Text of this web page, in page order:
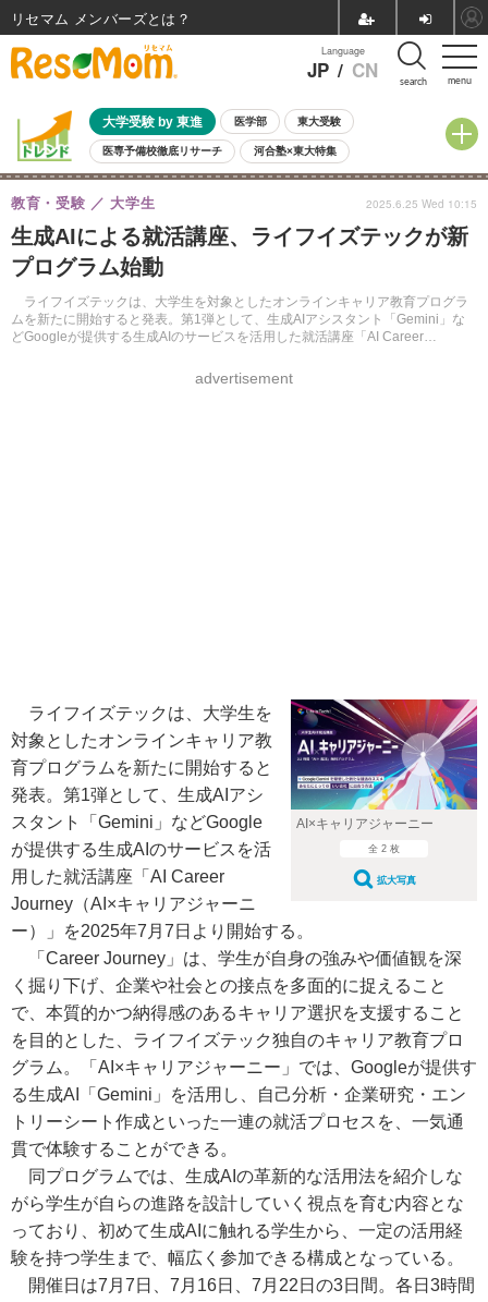
menu
Language
JP / CN search
大学受験 by 東進 医学部 東大受験
医専予備校徹底リサーチ 河合塾×東大特集
親子で考える大学選び 高校受験 中学受験 小学校受験
共通テスト 夏休み
8月開催イベント・WS 全国公立高校 過去問 人気記事
自由研究教材（小学生向け）
生成AIによる就活講座、ライフイズテックが新
プログラム始動
ライフイズテックは、大学生を対象としたオンラインキャリア教育プログラ
ムを新たに開始すると発表。第1弾として、生成AIアシスタント「Gemini」な
どGoogleが提供する生成AIのサービスを活用した就活講座「AI Career
教育・受験 大学生
advertisement
2025.6.25 Wed 10:15
AI×キャリアジャーニー
全 2 枚
拡大写真
ライフイズテックは、大学生を
対象としたオンラインキャリア教
育プログラムを新たに開始すると
発表。第1弾として、生成AIアシ
スタント「Gemini」などGoogle
が提供する生成AIのサービスを活
用した就活講座「AI Career
Journey（AI×キャリアジャーニ
ー）」を2025年7月7日より開始する。
「Career Journey」は、学生が自身の強みや価値観を深
く掘り下げ、企業や社会との接点を多面的に捉えること
で、本質的かつ納得感のあるキャリア選択を支援すること
を目的とした、ライフイズテック独自のキャリア教育プロ
グラム。「AI×キャリアジャーニー」では、Googleが提供す
る生成AI「Gemini」を活用し、自己分析・企業研究・エン
トリーシート作成といった一連の就活プロセスを、一気通
貫で体験することができる。
同プログラムでは、生成AIの革新的な活用法を紹介しな
がら学生が自らの進路を設計していく視点を育む内容とな
っており、初めて生成AIに触れる学生から、一定の活用経
験を持つ学生まで、幅広く参加できる構成となっている。
開催日は7月7日、7月16日、7月22日の3日間。各日3時間
リセマム メンバーズ